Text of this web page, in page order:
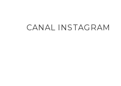
CANAL INSTAGRAM